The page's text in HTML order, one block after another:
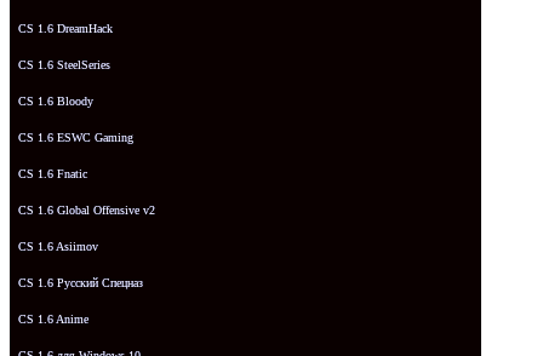
CS 1.6 DreamHack
CS 1.6 SteelSeries
CS 1.6 Bloody
CS 1.6 ESWC Gaming
CS 1.6 Fnatic
CS 1.6 Global Offensive v2
CS 1.6 Asiimov
CS 1.6 Русский Спецназ
CS 1.6 Anime